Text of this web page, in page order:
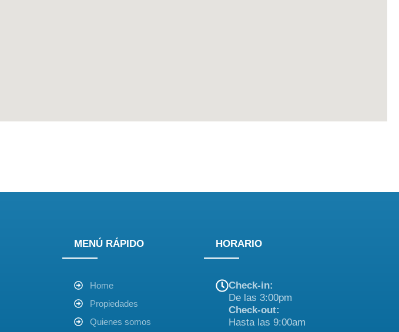
MENÚ RÁPIDO
Home
Propiedades
Quienes somos
HORARIO
Check-in:
De las 3:00pm
Check-out:
Hasta las 9:00am